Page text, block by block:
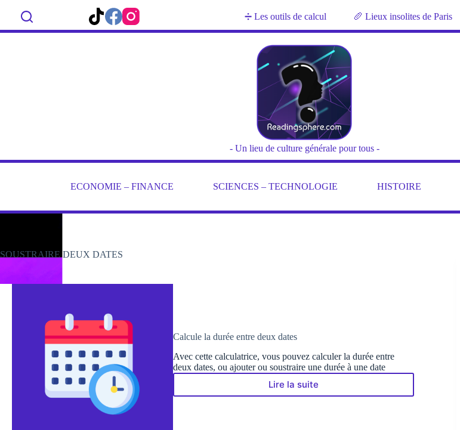
➗ Les outils de calcul 🥖 Lieux insolites de Paris
- Un lieu de culture générale pour tous -
ECONOMIE – FINANCE SCIENCES – TECHNOLOGIE HISTOIRE
SOUSTRAIRE DEUX DATES
Calcule la durée entre deux dates
Avec cette calculatrice, vous pouvez calculer la durée entre
deux dates, ou ajouter ou soustraire une durée à une date
Lire la suite
Calcule